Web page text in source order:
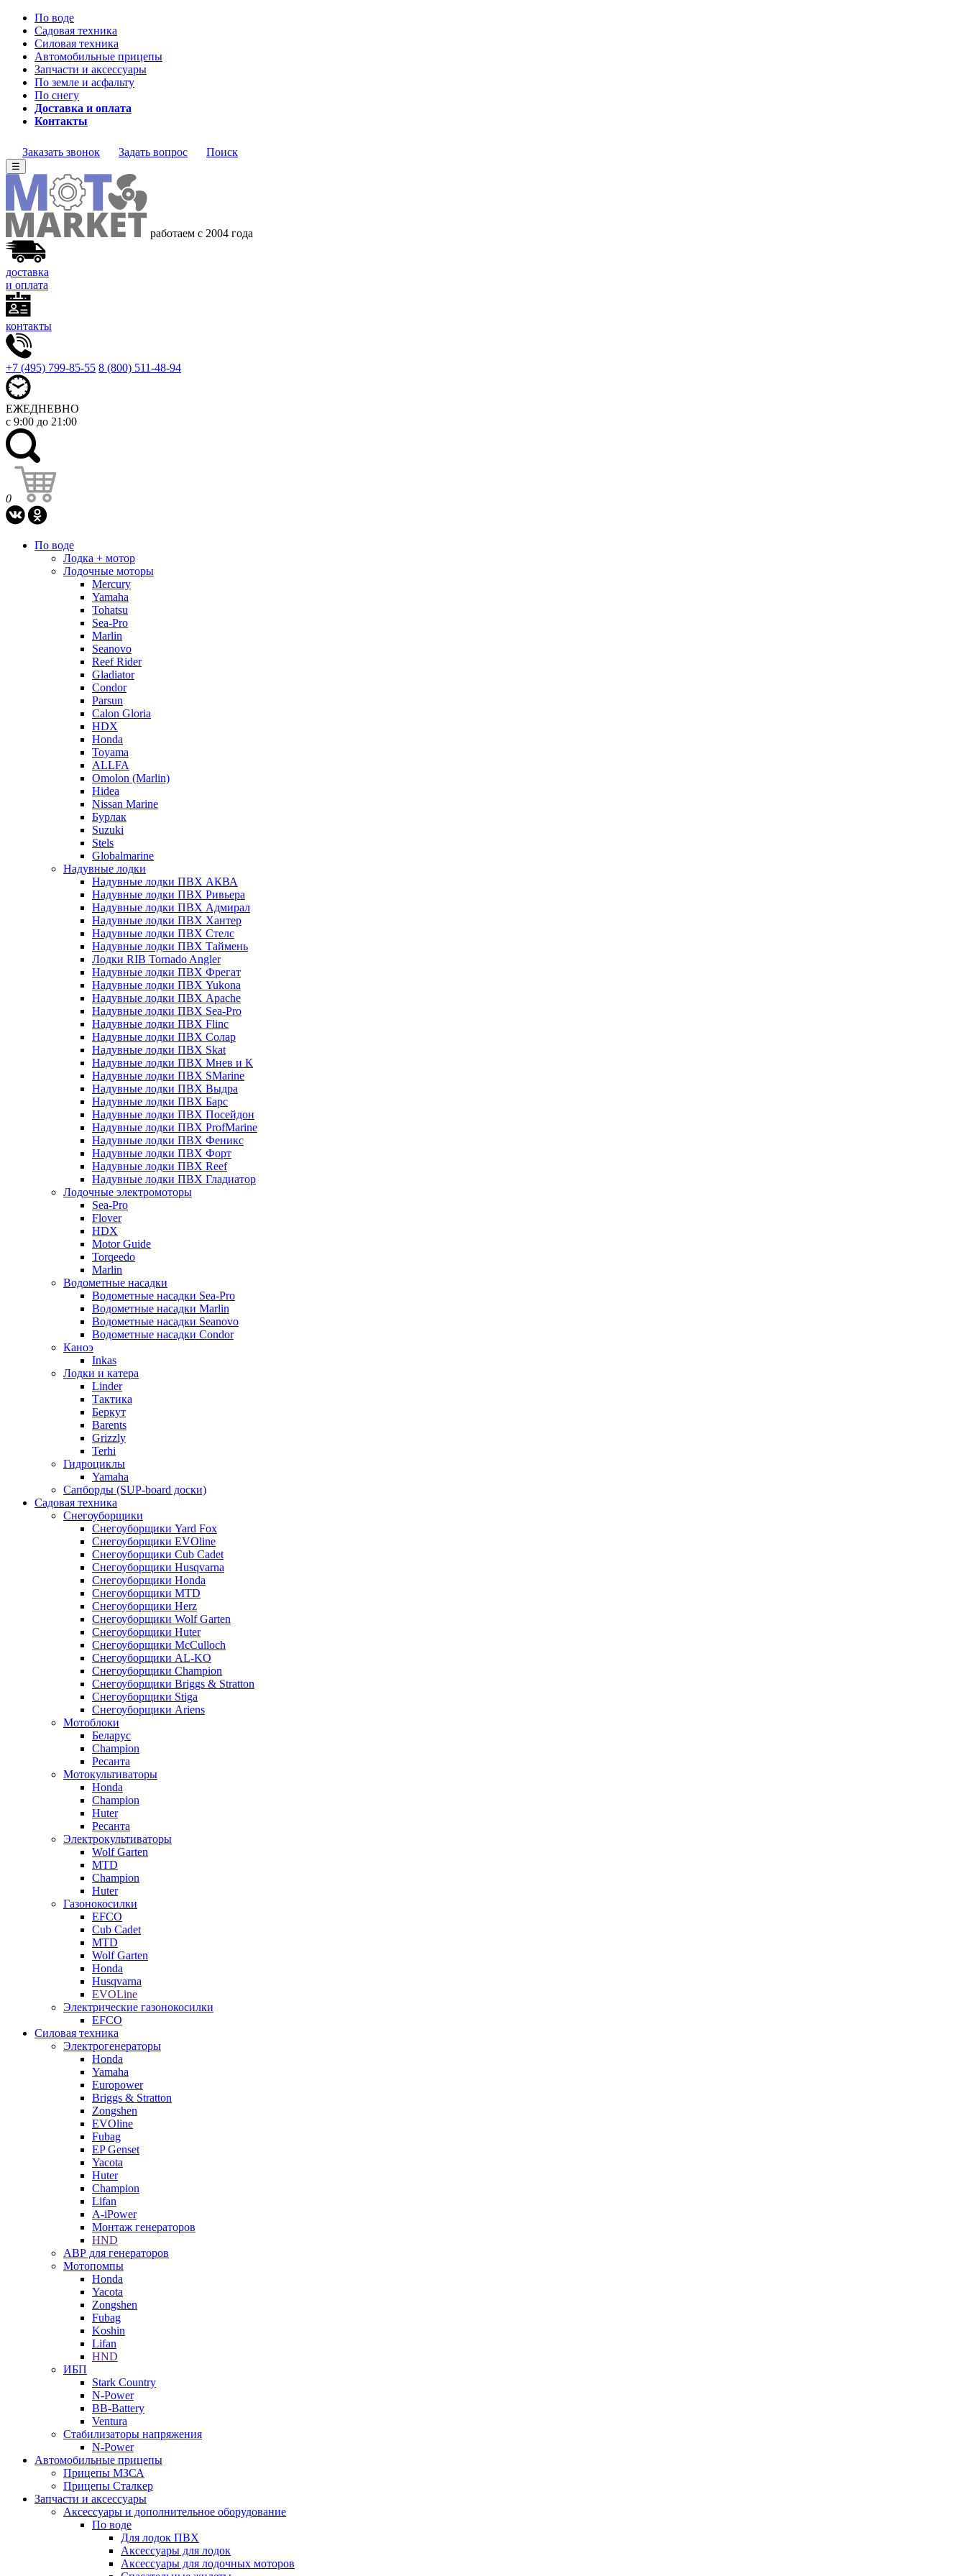
По воде
Садовая техника
Силовая техника
Автомобильные прицепы
Запчасти и аксессуары
По земле и асфальту
По снегу
Доставка и оплата
Контакты
Заказать звонок Задать вопрос Поиск
☰
работаем с 2004 года
доставка
и оплата
контакты
+7 (495) 799-85-55 8 (800) 511-48-94
ЕЖЕДНЕВНО
с 9:00 до 21:00
0
По воде
Лодка + мотор
Лодочные моторы
Mercury
Yamaha
Tohatsu
Sea-Pro
Marlin
Seanovo
Reef Rider
Gladiator
Condor
Parsun
Calon Gloria
HDX
Honda
Toyama
ALLFA
Omolon (Marlin)
Hidea
Nissan Marine
Бурлак
Suzuki
Stels
Globalmarine
Надувные лодки
Надувные лодки ПВХ АКВА
Надувные лодки ПВХ Ривьера
Надувные лодки ПВХ Адмирал
Надувные лодки ПВХ Хантер
Надувные лодки ПВХ Стелс
Надувные лодки ПВХ Таймень
Лодки RIB Tornado Angler
Надувные лодки ПВХ Фрегат
Надувные лодки ПВХ Yukona
Надувные лодки ПВХ Apache
Надувные лодки ПВХ Sea-Pro
Надувные лодки ПВХ Flinc
Надувные лодки ПВХ Солар
Надувные лодки ПВХ Skat
Надувные лодки ПВХ Мнев и К
Надувные лодки ПВХ SMarine
Надувные лодки ПВХ Выдра
Надувные лодки ПВХ Барс
Надувные лодки ПВХ Посейдон
Надувные лодки ПВХ ProfMarine
Надувные лодки ПВХ Феникс
Надувные лодки ПВХ Форт
Надувные лодки ПВХ Reef
Надувные лодки ПВХ Гладиатор
Лодочные электромоторы
Sea-Pro
Flover
HDX
Motor Guide
Torqeedo
Marlin
Водометные насадки
Водометные насадки Sea-Pro
Водометные насадки Marlin
Водометные насадки Seanovo
Водометные насадки Condor
Каноэ
Inkas
Лодки и катера
Linder
Тактика
Беркут
Barents
Grizzly
Terhi
Гидроциклы
Yamaha
Сапборды (SUP-board доски)
Садовая техника
Снегоуборщики
Снегоуборщики Yard Fox
Снегоуборщики EVOline
Снегоуборщики Cub Cadet
Снегоуборщики Husqvarna
Снегоуборщики Honda
Снегоуборщики MTD
Снегоуборщики Herz
Снегоуборщики Wolf Garten
Снегоуборщики Huter
Снегоуборщики McCulloch
Снегоуборщики AL-KO
Снегоуборщики Champion
Снегоуборщики Briggs & Stratton
Снегоуборщики Stiga
Снегоуборщики Ariens
Мотоблоки
Беларус
Champion
Ресанта
Мотокультиваторы
Honda
Champion
Huter
Ресанта
Электрокультиваторы
Wolf Garten
MTD
Champion
Huter
Газонокосилки
EFCO
Cub Cadet
MTD
Wolf Garten
Honda
Husqvarna
EVOLine
Электрические газонокосилки
EFCO
Силовая техника
Электрогенераторы
Honda
Yamaha
Europower
Briggs & Stratton
Zongshen
EVOline
Fubag
EP Genset
Yacota
Huter
Champion
Lifan
A-iPower
Монтаж генераторов
HND
АВР для генераторов
Мотопомпы
Honda
Yacota
Zongshen
Fubag
Koshin
Lifan
HND
ИБП
Stark Country
N-Power
BB-Battery
Ventura
Стабилизаторы напряжения
N-Power
Автомобильные прицепы
Прицепы МЗСА
Прицепы Сталкер
Запчасти и аксессуары
Аксессуары и дополнительное оборудование
По воде
Для лодок ПВХ
Аксессуары для лодок
Аксессуары для лодочных моторов